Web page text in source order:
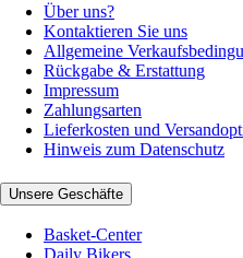
Über uns?
Kontaktieren Sie uns
Allgemeine
Rückgabe & Erstattung
Impressum
Zahlungsarten
Lieferkosten und
Hinweis zum Datenschutz
Unsere Geschäfte
Basket-Center